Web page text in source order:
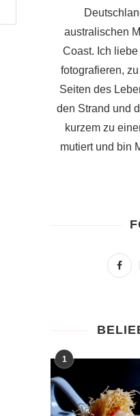
australischen
Coast. Ich
fotografieren,
Seiten des
den Strand und
kurzem zu
mutiert und bin
1